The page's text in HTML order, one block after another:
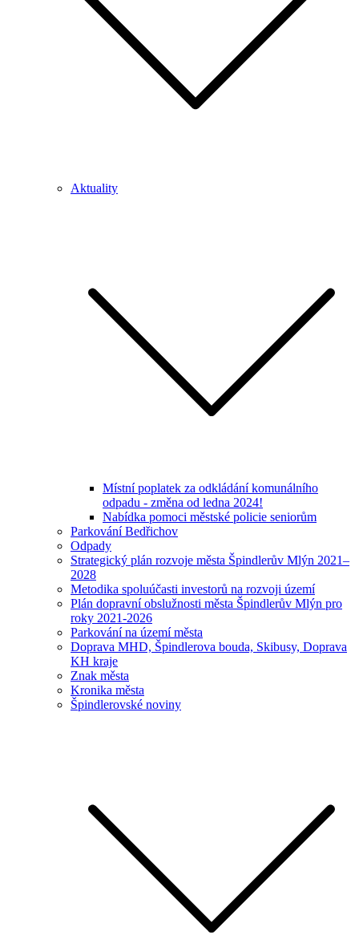
Aktuality
Místní poplatek za odkládání komunálního
odpadu - změna od ledna 2024!
Nabídka pomoci městské policie seniorům
Parkování Bedřichov
Odpady
Strategický plán rozvoje města Špindlerův Mlýn 2021–
2028
Metodika spoluúčasti investorů na rozvoji území
Plán dopravní obslužnosti města Špindlerův Mlýn pro
roky 2021-2026
Parkování na území města
Doprava MHD, Špindlerova bouda, Skibusy, Doprava
KH kraje
Znak města
Kronika města
Špindlerovské noviny